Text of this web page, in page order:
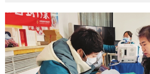
看天下 晋月读 最太
太原日报 太原晚报 热评